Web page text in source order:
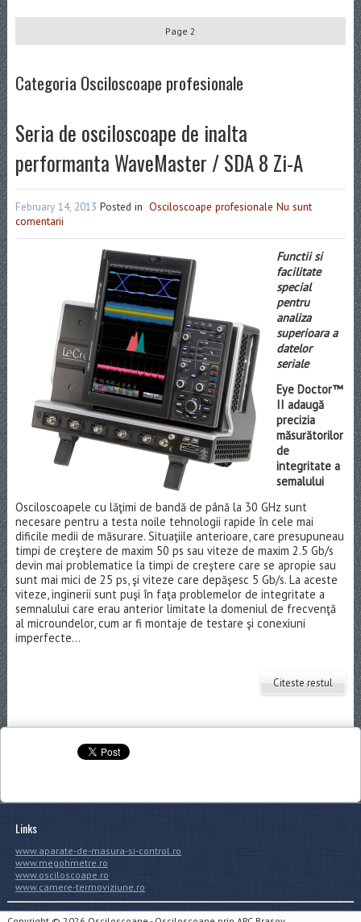
Page 2
Categoria Osciloscoape profesionale
Seria de osciloscoape de inalta
performanta WaveMaster / SDA 8 Zi-A
February 14, 2013 Posted in Osciloscoape profesionale Nu sunt
comentarii
Functii si
facilitate
special
pentru
analiza
superioara a
datelor
seriale
Eye Doctor™
II adaugă
precizia
măsurătorilor
de
integritate a
semalului
Osciloscoapele cu lăţimi de bandă de până la 30 GHz sunt
necesare pentru a testa noile tehnologii rapide în cele mai
dificile medii de măsurare. Situaţiile anterioare, care presupuneau
timpi de creştere de maxim 50 ps sau viteze de maxim 2.5 Gb/s
devin mai problematice la timpi de creştere care se apropie sau
sunt mai mici de 25 ps, şi viteze care depăşesc 5 Gb/s. La aceste
viteze, inginerii sunt puşi în faţa problemelor de integritate a
semnalului care erau anterior limitate la domeniul de frecvenţă
al microundelor, cum ar fi montaje de testare şi conexiuni
imperfecte...
Citeste restul
Links
www.aparate-de-masura-si-control.ro
www.megohmetre.ro
www.osciloscoape.ro
www.camere-termoviziune.ro